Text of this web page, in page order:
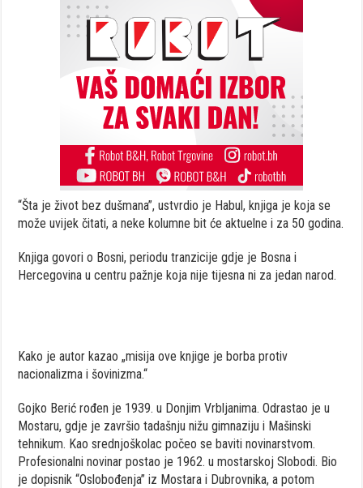
“Šta je život bez dušmana”, ustvrdio je Habul, knjiga je koja se
može uvijek čitati, a neke kolumne bit će aktuelne i za 50 godina.
Knjiga govori o Bosni, periodu tranzicije gdje je Bosna i
Hercegovina u centru pažnje koja nije tijesna ni za jedan narod.
Kako je autor kazao „misija ove knjige je borba protiv
nacionalizma i šovinizma.“
Gojko Berić rođen je 1939. u Donjim Vrbljanima. Odrastao je u
Mostaru, gdje je završio tadašnju nižu gimnaziju i Mašinski
tehnikum. Kao srednjoškolac počeo se baviti novinarstvom.
Profesionalni novinar postao je 1962. u mostarskoj Slobodi. Bio
je dopisnik “Oslobođenja” iz Mostara i Dubrovnika, a potom